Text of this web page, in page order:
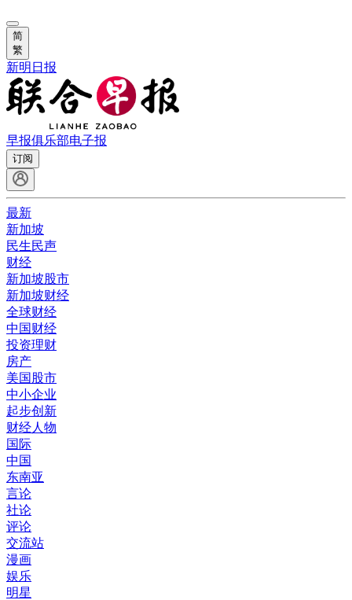
简
繁
新明日报
早报俱乐部电子报
订阅
最新
新加坡
民生民声
财经
新加坡股市
新加坡财经
全球财经
中国财经
投资理财
房产
美国股市
中小企业
起步创新
财经人物
国际
中国
东南亚
言论
社论
评论
交流站
漫画
娱乐
明星